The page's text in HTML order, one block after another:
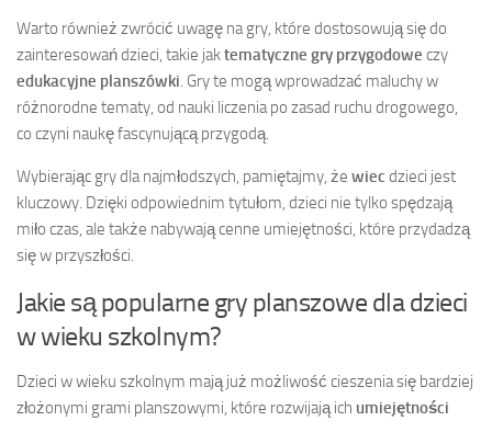
Warto również zwrócić uwagę na gry, które dostosowują się do
zainteresowań dzieci, takie jaktematyczne gry przygodowe czy
edukacyjne planszówki. Gry te mogą wprowadzać maluchy w
różnorodne tematy, od nauki liczenia po zasad ruchu drogowego,
co czyni naukę fascynującą przygodą.
Wybierając gry dla najmłodszych, pamiętajmy, że wiec dzieci jest
kluczowy. Dzięki odpowiednim tytułom, dzieci nie tylko spędzają
miło czas, ale także nabywają cenne umiejętności, które przydadzą
się w przyszłości.
Jakie są popularne gry planszowe dla dzieci
w wieku szkolnym?
Dzieci w wieku szkolnym mają już możliwość cieszenia się bardziej
złożonymi grami planszowymi, które rozwijają ich umiejętności